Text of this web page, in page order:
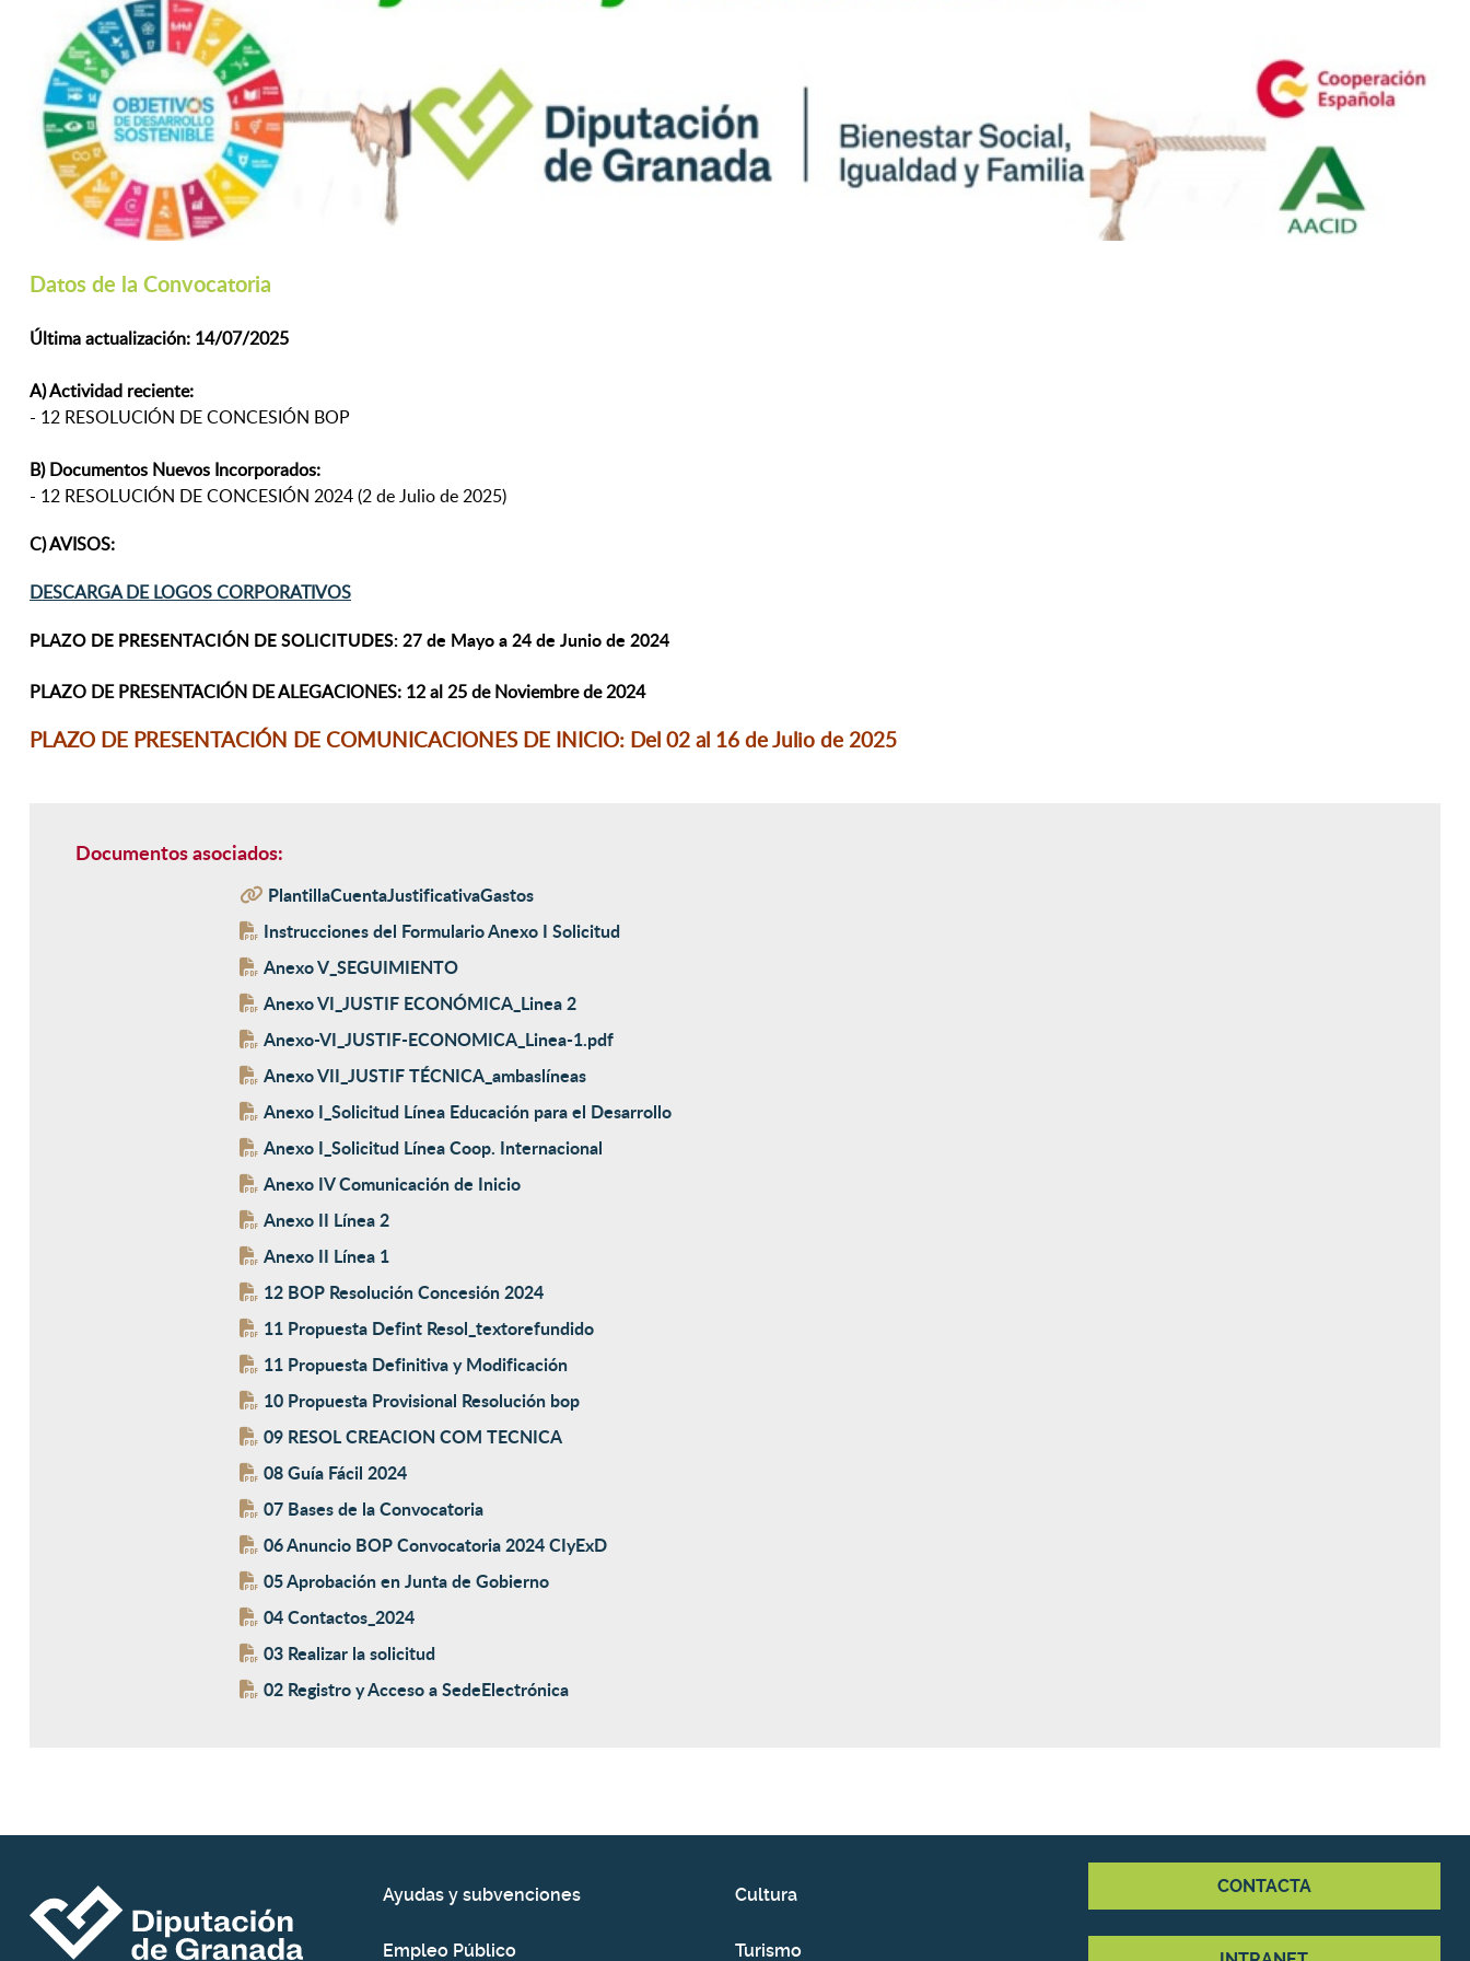
Datos de la Convocatoria
Última actualización: 14/07/2025
A) Actividad reciente:
- 12 RESOLUCIÓN DE CONCESIÓN BOP
B) Documentos Nuevos Incorporados:
- 12 RESOLUCIÓN DE CONCESIÓN 2024 (2 de Julio de 2025)
C) AVISOS:
DESCARGA DE LOGOS CORPORATIVOS
PLAZO DE PRESENTACIÓN DE SOLICITUDES:27 de Mayo a 24 de Junio de 2024
PLAZO DE PRESENTACIÓN DE ALEGACIONES: 12 al 25 de Noviembre de 2024
PLAZO DE PRESENTACIÓN DE COMUNICACIONES DE INICIO: Del 02 al 16 de Julio de 2025
Documentos asociados:
PlantillaCuentaJustificativaGastos
Instrucciones del Formulario Anexo I Solicitud
Anexo V_SEGUIMIENTO
Anexo VI_JUSTIF ECONÓMICA_Linea 2
Anexo-VI_JUSTIF-ECONOMICA_Linea-1.pdf
Anexo VII_JUSTIF TÉCNICA_ambaslíneas
Anexo I_Solicitud Línea Educación para el Desarrollo
Anexo I_Solicitud Línea Coop. Internacional
Anexo IV Comunicación de Inicio
Anexo II Línea 2
Anexo II Línea 1
12 BOP Resolución Concesión 2024
11 Propuesta Defint Resol_textorefundido
11 Propuesta Definitiva y Modificación
10 Propuesta Provisional Resolución bop
09 RESOL CREACION COM TECNICA
08 Guía Fácil 2024
07 Bases de la Convocatoria
06 Anuncio BOP Convocatoria 2024 CIyExD
05 Aprobación en Junta de Gobierno
04 Contactos_2024
03 Realizar la solicitud
02 Registro y Acceso a SedeElectrónica
Ayudas y subvenciones
Empleo Público
Cultura
Turismo
CONTACTA